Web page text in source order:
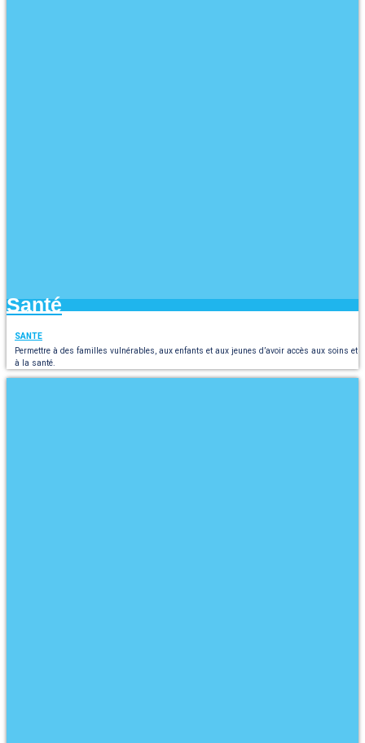
Santé
SANTE
Permettre à des familles vulnérables, aux enfants et aux jeunes d’avoir accès aux soins et
à la santé.